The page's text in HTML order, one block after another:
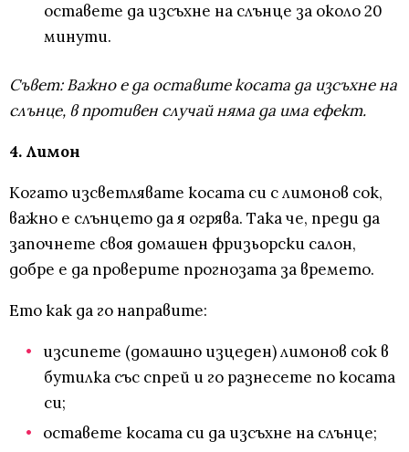
оставете да изсъхне на слънце за около 20
минути.
Съвет: Важно е да оставите косата да изсъхне на
слънце, в противен случай няма да има ефект.
4. Лимон
Когато изсветлявате косата си с лимонов сок,
важно е слънцето да я огрява. Така че, преди да
започнете своя домашен фризьорски салон,
добре е да проверите прогнозата за времето.
Ето как да го направите:
изсипете (домашно изцеден) лимонов сок в
бутилка със спрей и го разнесете по косата
си;
оставете косата си да изсъхне на слънце;